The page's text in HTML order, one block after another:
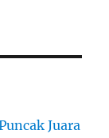
Juara